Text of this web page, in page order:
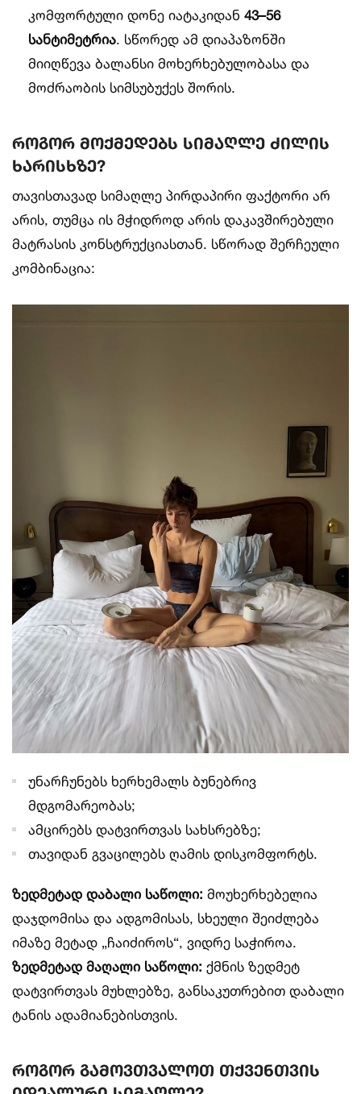
კომფორტული დონე იატაკიდან 43–56
სანტიმეტრია. სწორედ ამ დიაპაზონში
მიიღწევა ბალანსი მოხერხებულობასა და
მოძრაობის სიმსუბუქეს შორის.
როგორ მოქმედებს სიმაღლე ძილის
ხარისხზე?
თავისთავად სიმაღლე პირდაპირი ფაქტორი არ
არის, თუმცა ის მჭიდროდ არის დაკავშირებული
მატრასის კონსტრუქციასთან. სწორად შერჩეული
კომბინაცია:
უნარჩუნებს ხერხემალს ბუნებრივ
მდგომარეობას;
ამცირებს დატვირთვას სახსრებზე;
თავიდან გვაცილებს ღამის დისკომფორტს.
ზედმეტად დაბალი საწოლი: მოუხერხებელია
დაჯდომისა და ადგომისას, სხეული შეიძლება
იმაზე მეტად „ჩაიძიროს“, ვიდრე საჭიროა.
ზედმეტად მაღალი საწოლი: ქმნის ზედმეტ
დატვირთვას მუხლებზე, განსაკუთრებით დაბალი
ტანის ადამიანებისთვის.
როგორ გამოვთვალოთ თქვენთვის